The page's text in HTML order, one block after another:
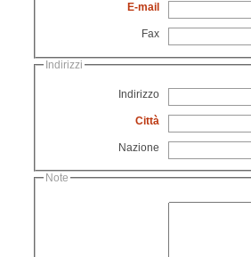
E-mail
Fax
Indirizzi
Indirizzo
Città
Nazione
Note